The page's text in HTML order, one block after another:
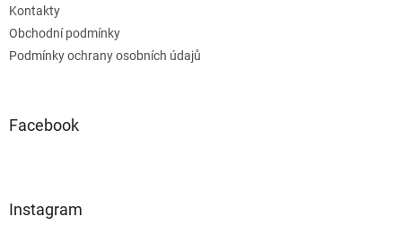
Kontakty
Obchodní podmínky
Podmínky ochrany osobních údajů
Facebook
Instagram